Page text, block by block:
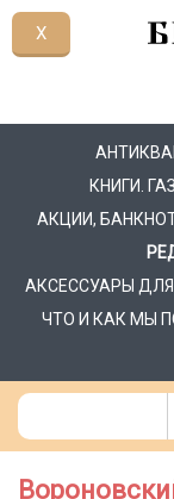
КНИГИ.
АКЦИИ,
АКСЕССУАРЫ
ЧТО И КАК МЫ
X